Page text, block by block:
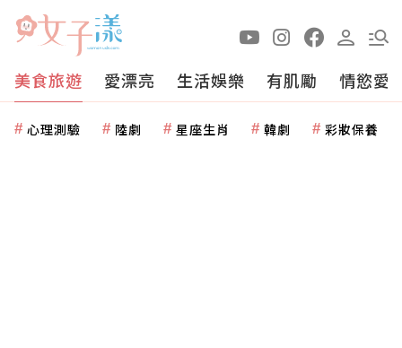
美食旅遊 愛漂亮 生活娛樂 有肌勵 情慾愛
心理測驗 陸劇 星座生肖 韓劇 彩妝保養